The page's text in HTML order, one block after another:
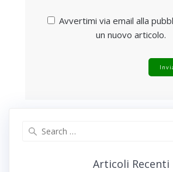
Avvertimi via email alla
un nuovo articolo.
Articoli Recenti